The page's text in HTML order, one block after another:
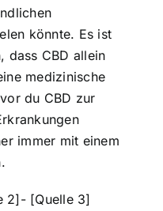
könnte. Es ist
dass CBD allein
medizinische
du CBD zur
immer mit einem
2]- [Quelle 3]